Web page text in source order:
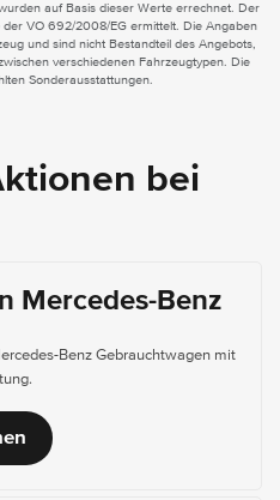
auf Basis dieser Werte errechnet. Der
VO 692/2008/EG ermittelt. Die Angaben
und sind nicht Bestandteil des Angebots,
verschiedenen Fahrzeugtypen. Die
Sonderausstattungen.
bei
Mercedes-Benz
Benz Gebrauchtwagen mit